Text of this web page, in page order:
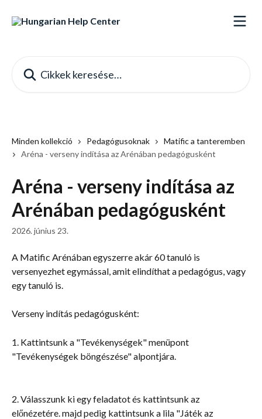
Minden kollekció Pedagógusoknak
Matific a tanteremben
Aréna - verseny indítása az Arénában pedagógusként
Aréna - verseny indítása az
Arénában pedagógusként
2026. június 23.
A Matific Arénában egyszerre akár 60 tanuló is
versenyezhet egymással, amit elindíthat a pedagógus, vagy
egy tanuló is.
Verseny indítás pedagógusként:
1. Kattintsunk a "Tevékenységek" menüpont
"Tevékenységek böngészése" alpontjára.
2. Válasszunk ki egy feladatot és kattintsunk az
előnézetére. majd pedig kattintsunk a lila "Játék az